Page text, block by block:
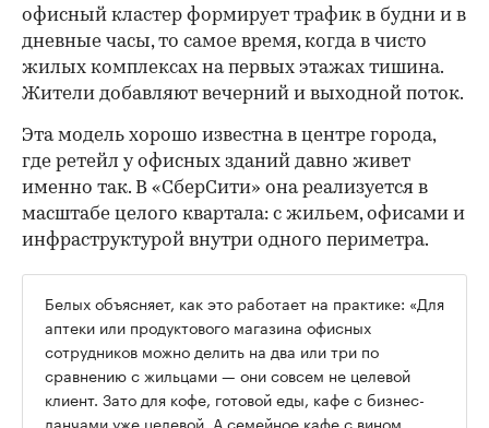
офисный кластер формирует трафик в будни и в
дневные часы, то самое время, когда в чисто
жилых комплексах на первых этажах тишина.
Жители добавляют вечерний и выходной поток.
Эта модель хорошо известна в центре города,
где ретейл у офисных зданий давно живет
именно так. В «СберСити» она реализуется в
масштабе целого квартала: с жильем, офисами и
инфраструктурой внутри одного периметра.
Белых объясняет, как это работает на практике: «Для
аптеки или продуктового магазина офисных
сотрудников можно делить на два или три по
сравнению с жильцами — они совсем не целевой
клиент. Зато для кофе, готовой еды, кафе с бизнес-
ланчами уже целевой. А семейное кафе с вином